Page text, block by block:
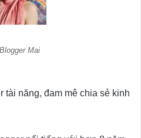
Mai
tài năng, đam mê chia sẻ kinh